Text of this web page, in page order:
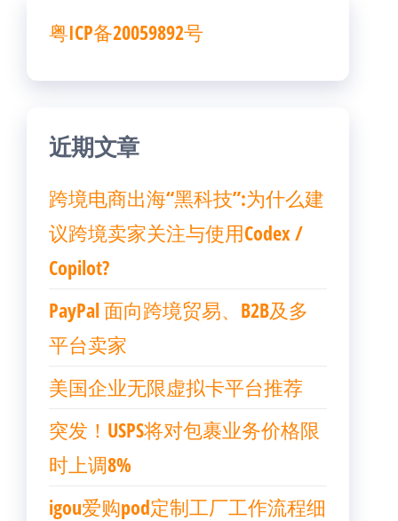
粤ICP备20059892号
近期文章
跨境电商出海“黑科技”:为什么建
议跨境卖家关注与使用Codex /
Copilot?
PayPal 面向跨境贸易、B2B及多
平台卖家
美国企业无限虚拟卡平台推荐
突发！USPS将对包裹业务价格限
时上调8%
igou爱购pod定制工厂工作流程细